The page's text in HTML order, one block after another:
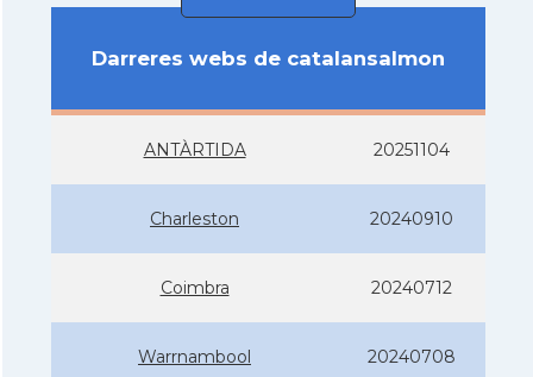
Darreres webs de catalansalmon
ANTÀRTIDA 20251104
Charleston 20240910
Coimbra 20240712
Warrnambool 20240708